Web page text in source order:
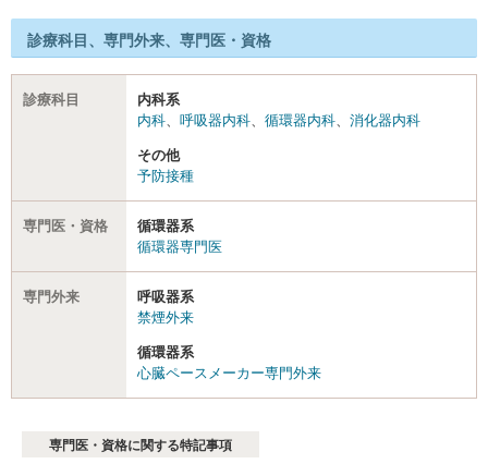
診療科目、専門外来、専門医・資格
診療科目
内科系
内科、 呼吸器内科、 循環器内科、 消化器内科
その他
予防接種
専門医・資格
循環器系
循環器専門医
専門外来
呼吸器系
禁煙外来
循環器系
心臓ペースメーカー専門外来
専門医・資格に関する特記事項